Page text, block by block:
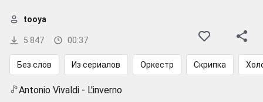
5 847 00:37
tooya
Без слов Из сериалов Оркестр Скрипка
Antonio Vivaldi - L'inverno